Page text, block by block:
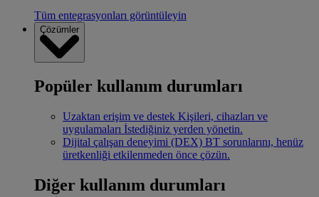
Tüm entegrasyonları görüntüleyin
Çözümler
Popüler kullanım durumları
Uzaktan erişim ve destek Kişileri, cihazları ve
uygulamaları İstediğiniz yerden yönetin.
Dijital çalışan deneyimi (DEX) BT sorunlarını, henüz
üretkenliği etkilenmeden önce çözün.
Diğer kullanım durumları